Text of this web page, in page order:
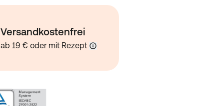
Versandkostenfrei
ab 19 € oder mit Rezept